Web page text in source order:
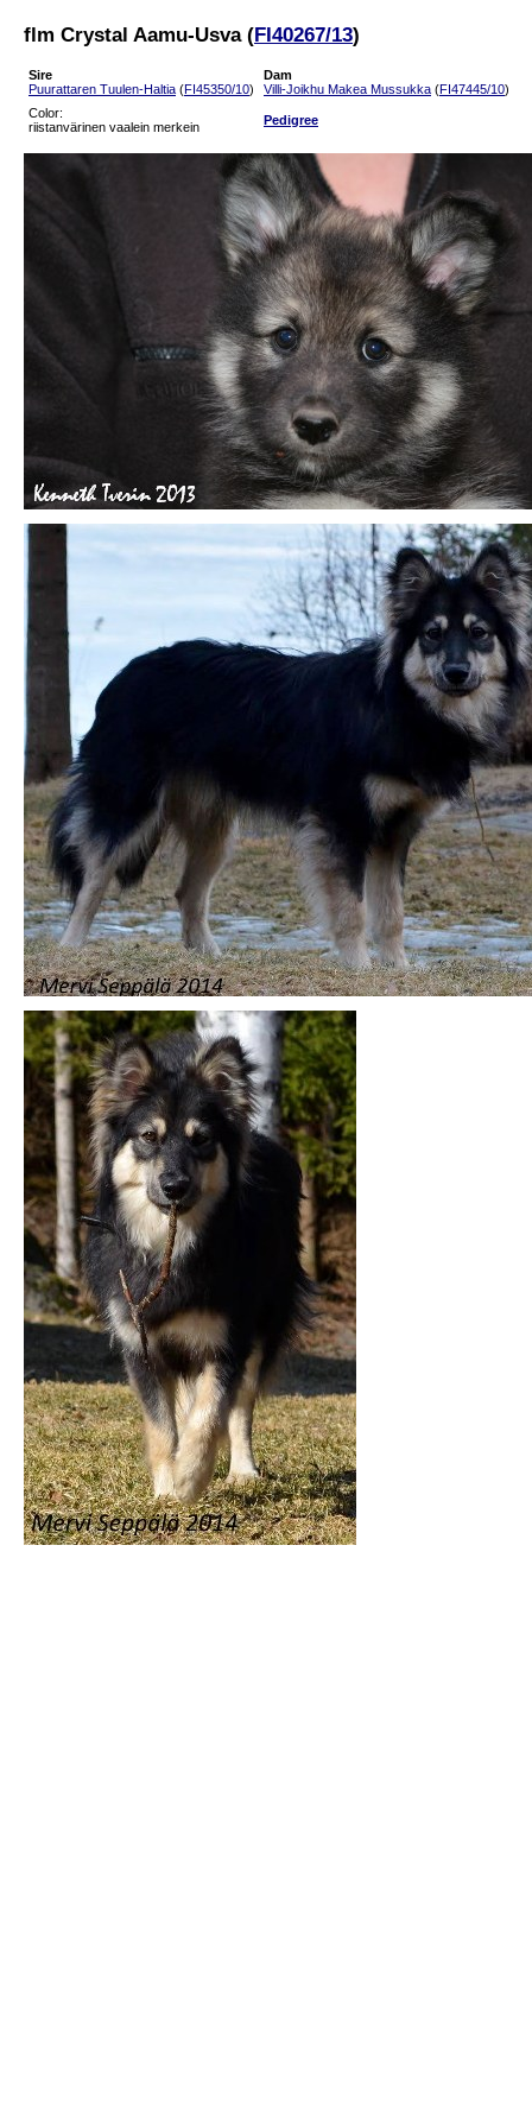
flm Crystal Aamu-Usva (FI40267/13)
Sire
Puurattaren Tuulen-Haltia (FI45350/10)
Dam
Villi-Joikhu Makea Mussukka (FI47445/10)
Color:
riistanvärinen vaalein merkein
Pedigree